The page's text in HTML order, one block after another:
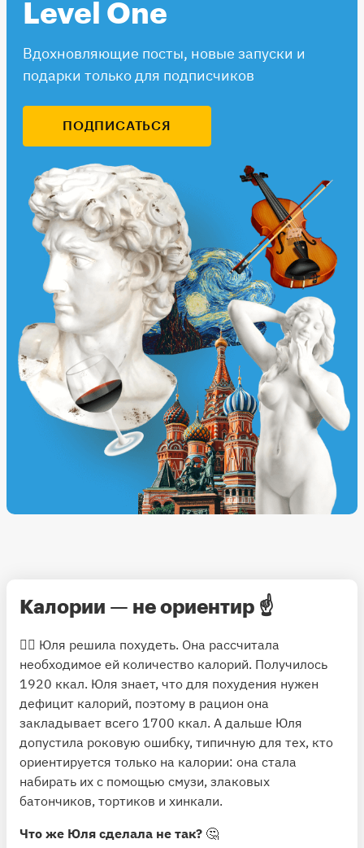
Level One
Вдохновляющие посты, новые запуски и
подарки только для подписчиков
ПОДПИСАТЬСЯ
Калории — не ориентир ☝️
🧝‍♀️ Юля решила похудеть. Она рассчитала
необходимое ей количество калорий. Получилось
1920 ккал. Юля знает, что для похудения нужен
дефицит калорий, поэтому в рацион она
закладывает всего 1700 ккал. А дальше Юля
допустила роковую ошибку, типичную для тех, кто
ориентируется только на калории: она стала
набирать их с помощью смузи, злаковых
батончиков, тортиков и хинкали.
Что же Юля сделала не так? 🤔